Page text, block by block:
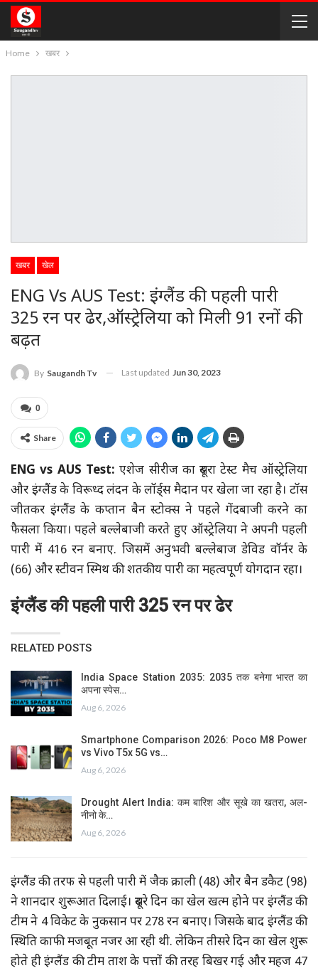
Home खबर
खबर खेल
ENG Vs AUS Test: इंग्लैंड की पहली पारी
325 रन पर ढेर,ऑस्ट्रेलिया को मिली 91 रनों की
बढ़त
By Saugandh Tv Last updated Jun 30, 2023
0
Share
ENG vs AUS Test: एशेज सीरीज का दूसरा टेस्ट मैच ऑस्ट्रेलिया
और इंग्लैंड के विरूध्द लंदन के लॉर्ड्स मैदान पर खेला जा रहा है। टॉस
जीतकर इंग्लैंड के कप्तान बैन स्टोक्स ने पहले गेंदबाजी करने का
फैसला किया। पहले बल्लेबाजी करते हुए ऑस्ट्रेलिया ने अपनी पहली
पारी में 416 रन बनाए. जिसमें अनुभवी बल्लेबाज डेविड वॉर्नर के
(66) और स्टीवन स्मिथ की शतकीय पारी का महत्वपूर्ण योगदान रहा।
इंग्लैंड की पहली पारी 325 रन पर ढेर
RELATED POSTS
India Space Station 2035: 2035 तक बनेगा भारत का
अपना स्पेस…
Aug 6, 2026
Smartphone Comparison 2026: Poco M8 Power
vs Vivo T5x 5G vs…
Aug 6, 2026
Drought Alert India: कम बारिश और सूखे का खतरा, अल-
नीनो के…
Aug 6, 2026
इंग्लैंड की तरफ से पहली पारी में जैक क्राली (48) और बैन डकैट (98)
ने शानदार शुरूआत दिलाई। दूसरे दिन का खेल खत्म होने पर इंग्लैंड की
टीम ने 4 विकेट के नुकसान पर 278 रन बनाए। जिसके बाद इंग्लैंड की
स्थिति काफी मजबूत नजर आ रही थी. लेकिन तीसरे दिन का खेल शुरू
होते ही इंग्लैंड की टीम ताश के पत्तों की तरह बिखर गई और महज 47